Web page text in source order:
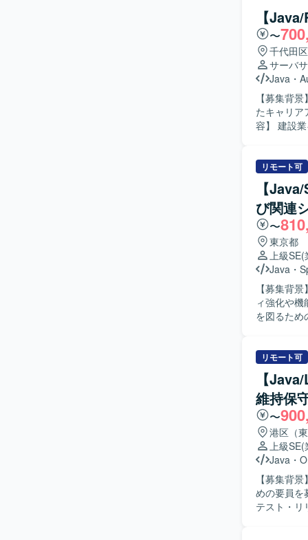
【
〜
千代田
サーバ
Java ・
【募集背
たキャリア
容】 建設
計・実装
理の実装・検証など
解し、自
ております
務に取り組める方が望ましい
ャリアア
ウド環境
タ移行の両面でスキ
の開発・
リモート可
【
び関連
〜
東京都
上級SE(
Java ・
【募集背
ィ強化や
を図るための募集となります。
化を推進
調整を行
ドしていただきます。 【求める人物像】
ーションを
用など新し
る方が望
す。 【ポジションの魅力】 Java＋SpringBootおよびReactを用いたシステムに対して、セキュ
リティ対
ールを積
的に習得
られるポジションです。 【開発環境】
Reactベー
リモート可
【
維持保
〜
港区（
上級SE(
Java ・
【募集背
めの要員を募集しております。
テスト・リ